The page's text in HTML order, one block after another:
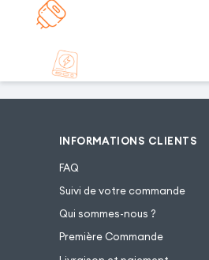
INFORMATIONS CLIENTS
FAQ
Suivi de votre commande
Qui sommes-nous ?
Première Commande